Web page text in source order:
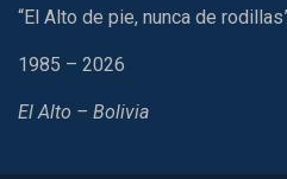
“El Alto de pie, nunca de
1985 – 2026
El Alto – Bolivia